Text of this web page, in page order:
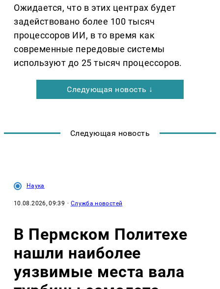
Ожидается, что в этих центрах будет
задействовано более 100 тысяч
процессоров ИИ, в то время как
современные передовые системы
используют до 25 тысяч процессоров.
Следующая новость ↓
Следующая новость
Наука
10.08.2026, 09:39 · Служба новостей
В Пермском Политехе
нашли наиболее
уязвимые места вала